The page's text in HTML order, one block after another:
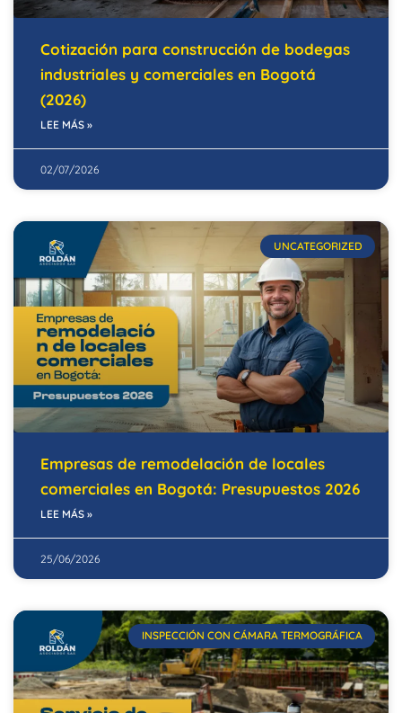
Cotización para construcción de bodegas
industriales y comerciales en Bogotá
(2026)
LEE MÁS »
02/07/2026
UNCATEGORIZED
Empresas de remodelación de locales
comerciales en Bogotá: Presupuestos 2026
LEE MÁS »
25/06/2026
INSPECCIÓN CON CÁMARA TERMOGRÁFICA